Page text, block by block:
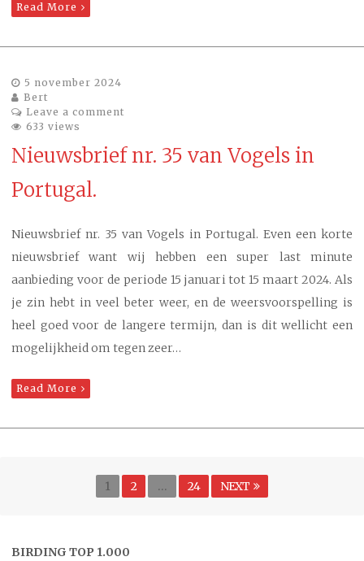
Read More
5 november 2024
Bert
Leave a comment
633 views
Nieuwsbrief nr. 35 van Vogels in
Portugal.
Nieuwsbrief nr. 35 van Vogels in Portugal. Even een korte
nieuwsbrief want wij hebben een super last minute
aanbieding voor de periode 15 januari tot 15 maart 2024. Als
je zin hebt in veel beter weer, en de weersvoorspelling is
heel goed voor de langere termijn, dan is dit wellicht een
mogelijkheid om tegen zeer…
Read More
Page
1 PAGE
2 … PAGE
24 NEXT
BIRDING TOP 1.000